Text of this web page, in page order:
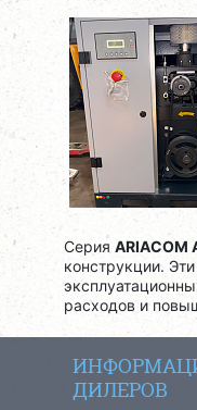
Серия ARIACOM
конструкции.
расходов и
ДИЛЕРОВ